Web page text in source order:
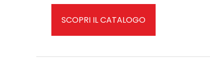
SCOPRI IL CATALOGO